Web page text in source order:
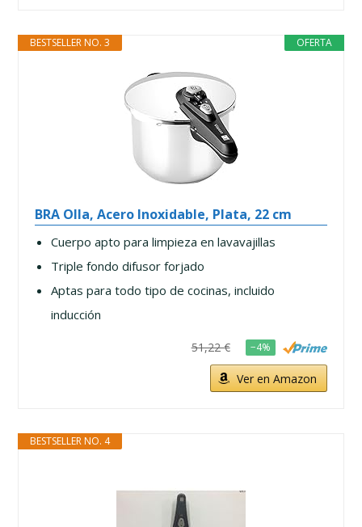
OFERTA
BESTSELLER NO. 3
BRA Olla, Acero Inoxidable, Plata, 22 cm
Cuerpo apto para limpieza en lavavajillas
Triple fondo difusor forjado
Aptas para todo tipo de cocinas, incluido
inducción
51,22 € −4%
Ver en Amazon
BESTSELLER NO. 4